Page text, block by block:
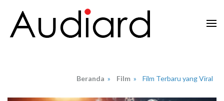
konten
Beranda » Film » Film Terbaru yang Viral